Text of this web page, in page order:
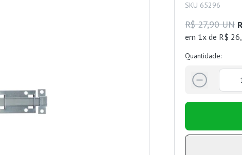
SKU 65296
R$ 27,90 UN
em 1x de R$
Quantidade: